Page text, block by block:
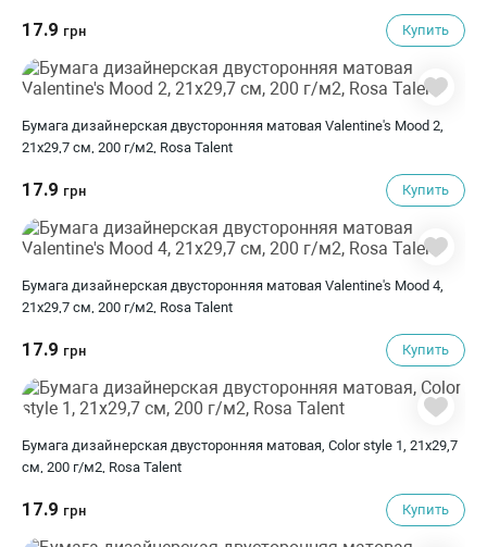
17.9 грн Купить
Бумага дизайнерская двусторонняя матовая Valentine's Mood 2,
21х29,7 см, 200 г/м2, Rosa Talent
17.9 грн Купить
Бумага дизайнерская двусторонняя матовая Valentine's Mood 4,
21х29,7 см, 200 г/м2, Rosa Talent
17.9 грн Купить
Бумага дизайнерская двусторонняя матовая, Color style 1, 21х29,7
см, 200 г/м2, Rosa Talent
17.9 грн Купить